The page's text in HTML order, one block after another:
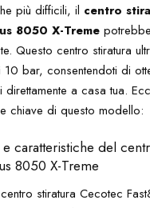
più difficili, il centro
8050 X-Treme
Questo centro stiratura
bar, consentendoti di
direttamente a casa tua.
chiave di questo modello:
caratteristiche del
8050 X-Treme
stiratura Cecotec